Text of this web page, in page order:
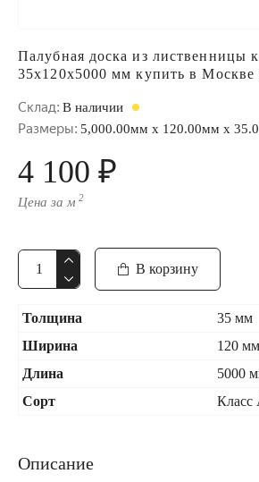
Палубная доска из лиственницы
35x120x5000 мм купить в Москве
Склад: В наличии
Размеры: 5,000.00мм x 120.00мм x
4 100 ₽
В корзину
Цена за м 2
Толщина
35 мм
Ширина
120 мм
Длина
5000
Сорт
Класс
Описание